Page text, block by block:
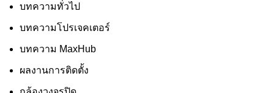
บทความทั่วไป
บทความโปรเจคเตอร์
บทความ MaxHub
ผลงานการติดตั้ง